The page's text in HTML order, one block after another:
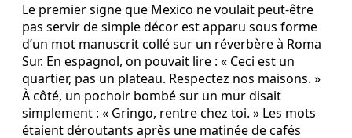
Le premier signe que Mexico ne voulait peut-être
pas servir de simple décor est apparu sous forme
d’un mot manuscrit collé sur un réverbère à Roma
Sur. En espagnol, on pouvait lire : « Ceci est un
quartier, pas un plateau. Respectez nos maisons. »
À côté, un pochoir bombé sur un mur disait
simplement : « Gringo, rentre chez toi. » Les mots
étaient déroutants après une matinée de cafés